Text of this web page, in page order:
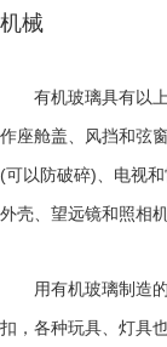
机械
有机玻璃具有以
作座舱盖、风挡和弦
(可以防破碎)、电视和
外壳、望远镜和照相
用有机玻璃制造
扣，各种玩具、灯具